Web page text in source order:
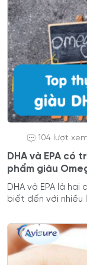
104 lượt xem
DHA và EPA có
phẩm giàu
DHA và EPA là
biết đến với nhiều